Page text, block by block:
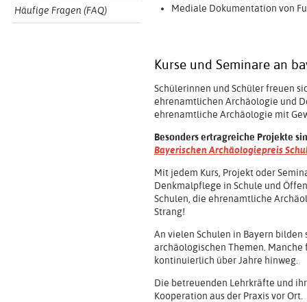
Häufige Fragen (FAQ)
Mediale Dokumentation von
Kurse und Seminare an
Schülerinnen und Schüler freuen
ehrenamtlichen Archäologie und
ehrenamtliche Archäologie mit
Besonders ertragreiche Projekte
Bayerischen Archäologiepreis
Mit jedem Kurs, Projekt oder
Denkmalpflege in Schule und
Schulen, die ehrenamtliche
Strang!
An vielen Schulen in Bayern
archäologischen Themen.
kontinuierlich über Jahre hinweg.
Die betreuenden Lehrkräfte und
Kooperation aus der Praxis vor Ort.